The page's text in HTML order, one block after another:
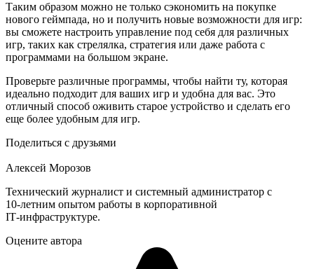
Таким образом можно не только сэкономить на покупке
нового геймпада, но и получить новые возможности для игр:
вы сможете настроить управление под себя для различных
игр, таких как стрелялка, стратегия или даже работа с
программами на большом экране.
Проверьте различные программы, чтобы найти ту, которая
идеально подходит для ваших игр и удобна для вас. Это
отличный способ оживить старое устройство и сделать его
еще более удобным для игр.
Поделиться с друзьями
Алексей Морозов
Технический журналист и системный администратор с
10‑летним опытом работы в корпоративной
IT‑инфраструктуре.
Оцените автора